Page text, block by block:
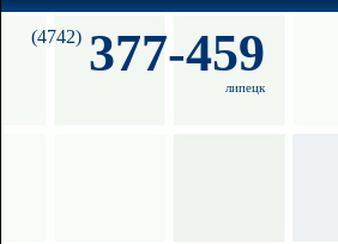
(4742) 377-459
липецк